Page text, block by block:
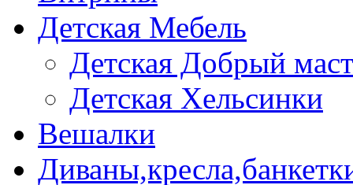
Детская Мебель
Детская Добрый
Детская Хельсинки
Вешалки